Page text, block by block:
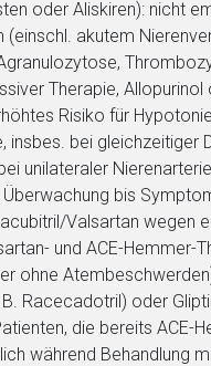
oder Aliskiren): nicht
(einschl. akutem
Therapie,
Risiko für
insbes. bei
unilateraler
bis
Valsartan wegen
und ACE-Hemmer-
ohne
Racecadotril) oder
die bereits ACE-
während Behandlung